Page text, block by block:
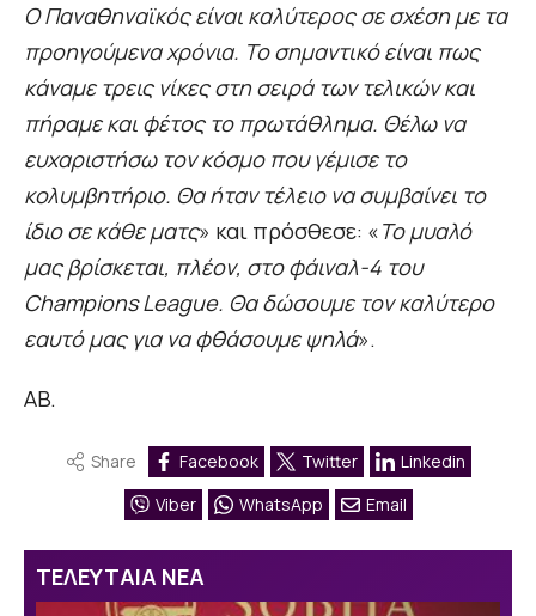
Ο Παναθηναϊκός είναι καλύτερος σε σχέση με τα
προηγούμενα χρόνια. Το σημαντικό είναι πως
κάναμε τρεις νίκες στη σειρά των τελικών και
πήραμε και φέτος το πρωτάθλημα. Θέλω να
ευχαριστήσω τον κόσμο που γέμισε το
κολυμβητήριο. Θα ήταν τέλειο να συμβαίνει το
ίδιο σε κάθε ματς» και πρόσθεσε: «Το μυαλό
μας βρίσκεται, πλέον, στο φάιναλ-4 του
Champions League. Θα δώσουμε τον καλύτερο
εαυτό μας για να φθάσουμε ψηλά».
AB.
Share Facebook Twitter
Linkedin
Viber
WhatsApp Email
ΤΕΛΕΥΤΑΙΑ ΝΕΑ